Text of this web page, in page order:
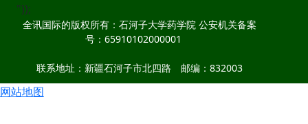
"));
全讯国际的版权所有：石河子大学药学院 公安机关备案
号：65910102000001
联系地址：新疆石河子市北四路 邮编：832003
网站地图